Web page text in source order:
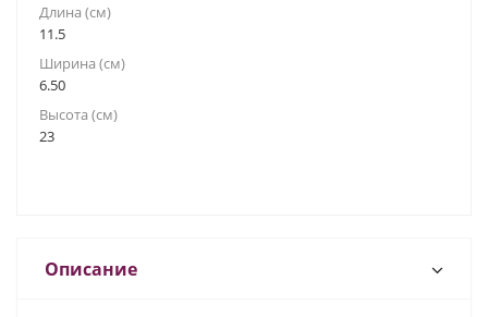
Длина (см)
11.5
Ширина (см)
6.50
Высота (см)
23
Описание